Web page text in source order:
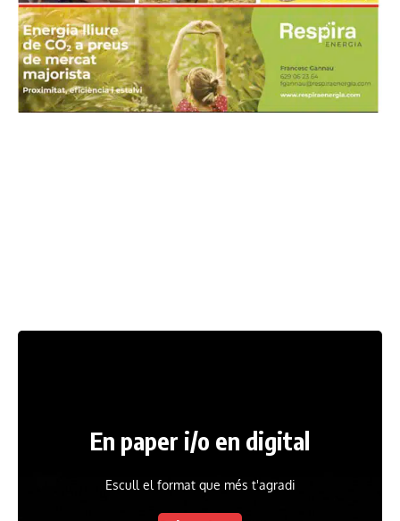
En paper i/o en digital
Escull el format que més t'agradi